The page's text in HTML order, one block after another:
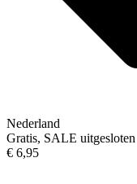
Nederland
Gratis, SALE uitgesloten
€ 6,95